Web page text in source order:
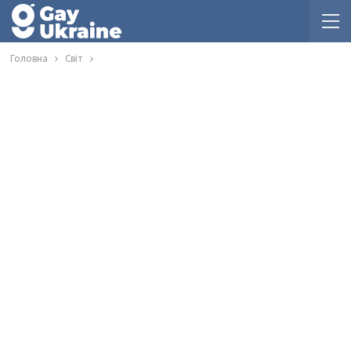
Головна Світ